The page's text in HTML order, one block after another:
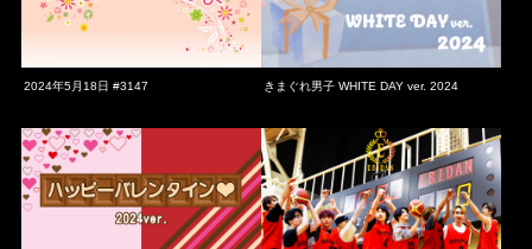
2024年5月18日 #3147 きまぐれ男子 WHITE DAY ver. 2024